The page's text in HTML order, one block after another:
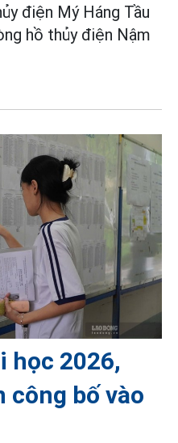
điện Mý Háng Tầu
hồ thủy điện Nậm
học 2026,
bố vào